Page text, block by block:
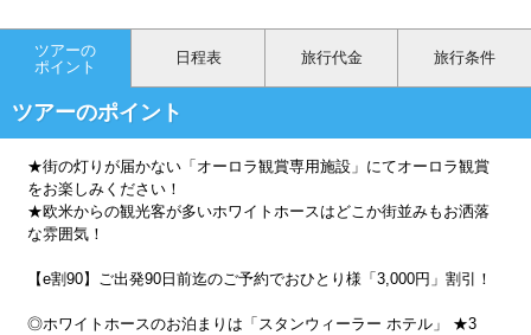
ツアーの
ポイント
日程表 旅行代金 旅行条件
ツアーのポイント
★街の灯りが届かない「オーロラ観賞専用施設」にてオーロラ観賞
をお楽しみください！
★欧米からの観光客が多いホワイトホースはどこか街並みもお洒落
な雰囲気！
【e割90】ご出発90日前迄のご予約でおひとり様「3,000円」割引！
◎ホワイトホースのお泊まりは「スタンウィーラー ホテル」 ★3